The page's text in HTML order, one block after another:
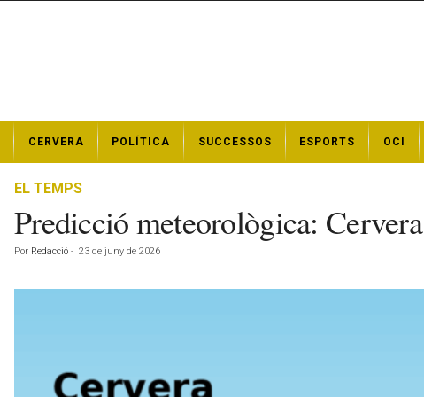
t
CERVERA POLÍTICA SUCCESSOS ESPORTS OCI
EL TEMPS
Predicció meteorològica:
Por Redacció - 23 de juny de 2026